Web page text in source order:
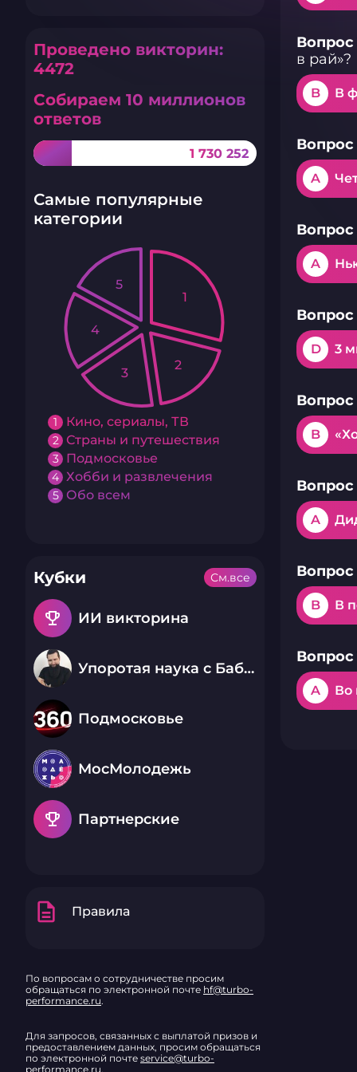
Проведено викторин:
4472
Собираем 10 миллионов
ответов
1 730 252
Самые популярные
категории
1 Кино, сериалы, ТВ
2 Страны и путешествия
3 Подмосковье
4 Хобби и развлечения
5 Обо всем
1
2
3
4
5
Кубки
emoji_events ИИ викторина
Упоротая наука с Бабаем Лютым
Подмосковье
МосМолодежь
emoji_events Партнерские
См.все
description Правила
По вопросам о сотрудничестве просим
обращаться по электронной почте hf@turbo-
performance.ru.
Для запросов, связанных с выплатой призов и
предоставлением данных, просим обращаться
по электронной почте service@turbo-
performance.ru.
Вопрос
в рай»?
B В
Вопрос
A
Вопрос
A
Вопрос
D 3
Вопрос
B
Вопрос
A
Вопрос
B В
Вопрос
A Во